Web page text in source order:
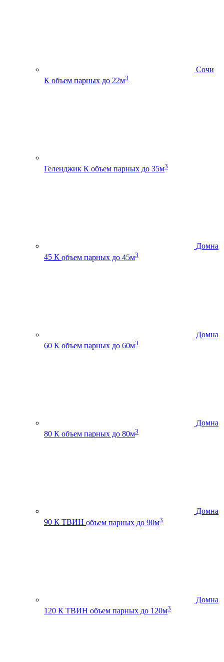
Сочи
К объем парных до 22м3
Геленджик К объем парных до 35м3
Домна
45 К объем парных до 45м3
Домна
60 К объем парных до 60м3
Домна
80 К объем парных до 80м3
Домна
90 К ТВИН объем парных до 90м3
Домна
120 К ТВИН объем парных до 120м3